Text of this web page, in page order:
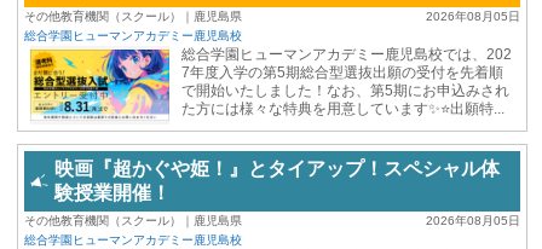
2026年08月05日
その他教育機関（スクール）｜鹿児島県
総合学園ヒューマンアカデミー鹿児島校
総合学園ヒューマンアカデミー鹿児島校では、202
7年度入学の第5期総合型選抜出願の受付を先着順
で開始いたしました！なお、第5期にお申込みされ
た方には様々な特典を用意しています✨⭐出願特...
映画『超かぐや姫！』とタイアップ！スペシャル体
験授業開催！
2026年08月05日
その他教育機関（スクール）｜鹿児島県
総合学園ヒューマンアカデミー鹿児島校